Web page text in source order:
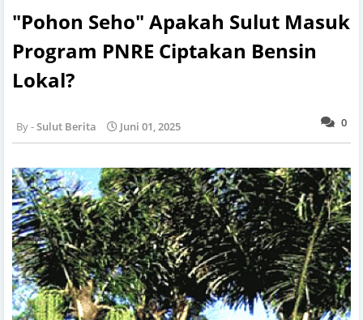
"Pohon Seho" Apakah Sulut Masuk
Program PNRE Ciptakan Bensin
Lokal?
0
Sulut Berita Juni 01, 2025